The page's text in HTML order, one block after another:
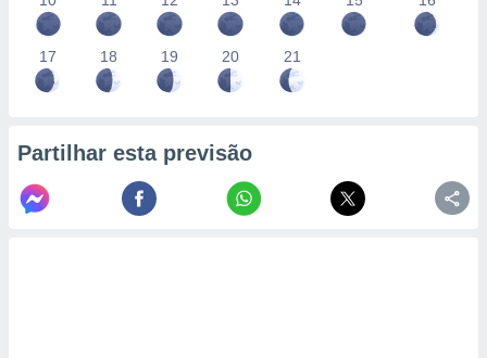
17 18 19 20 21
Partilhar esta previsão